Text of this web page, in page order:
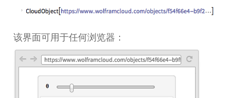
该界面可用于任何浏览器：